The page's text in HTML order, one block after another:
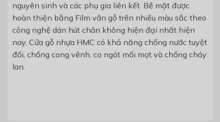
nguyên sinh và các phụ gia liên kết. Bề mặt được
hoàn thiện bằng Film vân gỗ trên nhiều màu sắc theo
công nghệ dán hút chân không hiện đại nhất hiện
nay. Cửa gỗ nhựa HMC có khả năng chống nước tuyệt
đối, chống cong vênh, co ngót mối mọt và chống cháy
lan.